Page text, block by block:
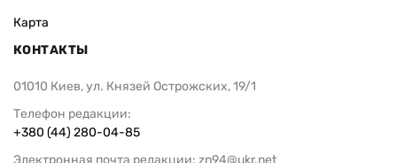
Карта
КОНТАКТЫ
01010 Киев, ул. Князей Острожских, 19/1
Телефон редакции:
+380 (44) 280-04-85
Электронная почта редакции: zn94@ukr.net